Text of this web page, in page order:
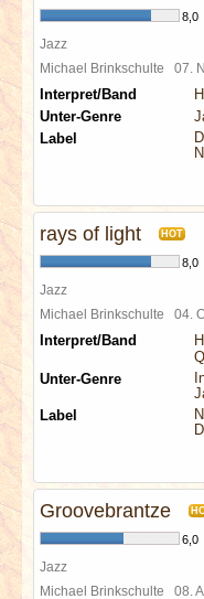
8,0
Jazz
Michael Brinkschulte 07.
Interpret/Band
Unter-Genre
Label
rays of light HOT
8,0
Jazz
Michael Brinkschulte 04.
Interpret/Band
Unter-Genre
Label
Groovebrantze
6,0
Jazz
Michael Brinkschulte 08.